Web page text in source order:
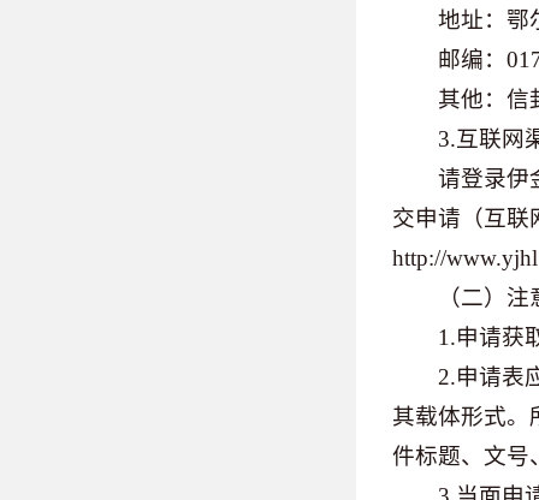
地址：鄂尔
邮编：
其他：信封
3.互联网
请登录伊金
交申请（互联
http://
（二）注
1.申请获取
2.申请表应
其载体形式。
件标题、文号